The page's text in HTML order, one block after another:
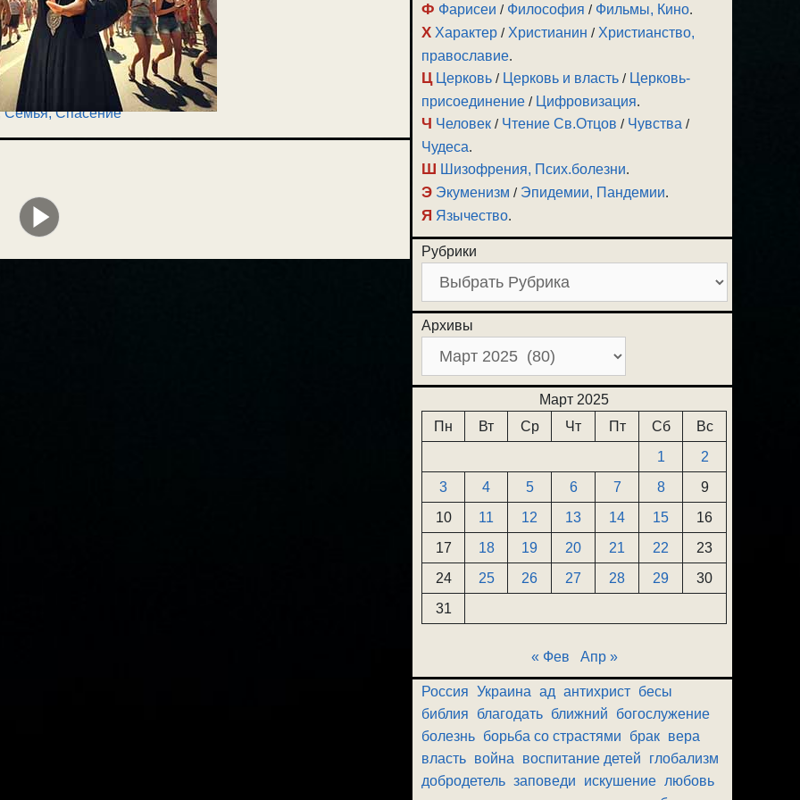
Семья,Спасение
Ф Фарисеи / Философия / Фильмы, Кино.
Х Характер / Христианин / Христианство,
православие.
Ц Церковь / Церковь и власть / Церковь-
присоединение / Цифровизация.
Ч Человек / Чтение Св.Отцов / Чувства /
Чудеса.
Ш Шизофрения, Псих.болезни.
Э Экуменизм / Эпидемии, Пандемии.
Я Язычество.
Рубрики
Архивы
Март 2025
Пн
Вт Ср Чт Пт Сб
Вс
1
2
3
4 5 6 7 8
9
10
11 12 13 14 15
16
17
18 19 20 21 22
23
24
25 26 27 28 29
30
31
« Фев Апр »
Россия Украина ад антихрист бесы
библия
благодать ближний
богослужение
болезнь борьба со страстями брак вера
власть война воспитание детей
глобализм
добродетель заповеди искушение любовь